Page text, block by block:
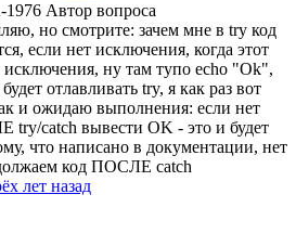
1976 Автор вопроса
но смотрите: зачем мне в try код
если нет исключения, когда этот
исключения, ну там тупо echo "Ok",
отлавливать try, я как раз вот
и ожидаю выполнения: если нет
try/catch вывести OK - это и будет
что написано в документации, нет
код ПОСЛЕ catch
лет назад